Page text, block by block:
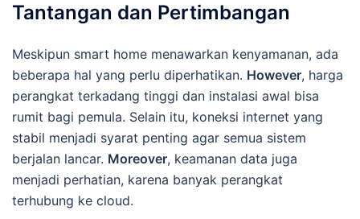
Tantangan dan Pertimbangan
Meskipun smart home menawarkan kenyamanan, ada
beberapa hal yang perlu diperhatikan. However, harga
perangkat terkadang tinggi dan instalasi awal bisa
rumit bagi pemula. Selain itu, koneksi internet yang
stabil menjadi syarat penting agar semua sistem
berjalan lancar. Moreover, keamanan data juga
menjadi perhatian, karena banyak perangkat
terhubung ke cloud.